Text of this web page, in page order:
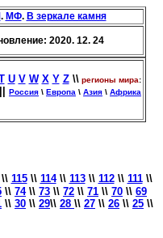
. МФ. В зеркале камня
2020. 12. 24
U V W X Y Z \\ регионы мира:
Россия \ Европа \ Азия \ Африка
\\ 115\\ 114\\ 113\\ 112\\ 111\\
\\ 74 \\ 73 \\ 72 \\ 71 \\ 70 \\ 69
\\ 30 \\ 29\\ 28 \\ 27 \\ 26 \\ 25 \\